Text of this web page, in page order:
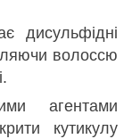
дисульфідні
волоссю
агентами
кутикулу